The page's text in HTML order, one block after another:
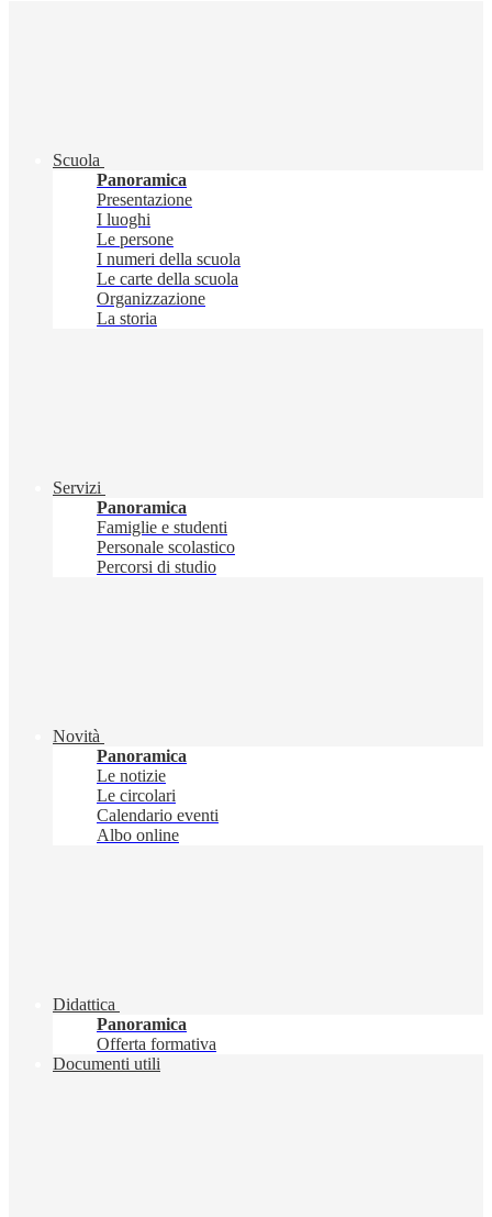
Scuola
Panoramica
Presentazione
I luoghi
Le persone
I numeri della scuola
Le carte della scuola
Organizzazione
La storia
Servizi
Panoramica
Famiglie e studenti
Personale scolastico
Percorsi di studio
Novità
Panoramica
Le notizie
Le circolari
Calendario eventi
Albo online
Didattica
Panoramica
Offerta formativa
Documenti utili